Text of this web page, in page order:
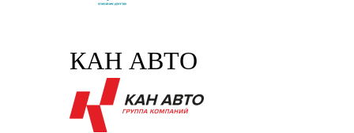
КАН АВТО